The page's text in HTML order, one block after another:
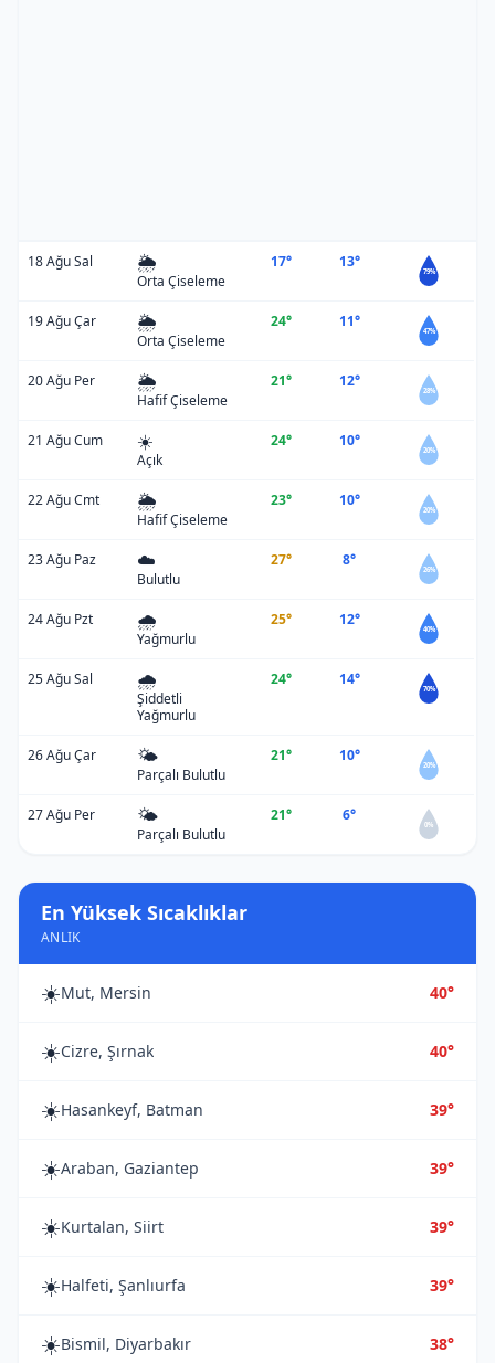
18 Ağu Sal 🌦️
Orta Çiseleme
17° 13°
79%
19 Ağu Çar 🌦️
Orta Çiseleme
24° 11°
47%
20 Ağu Per 🌦️
Hafif Çiseleme
21° 12°
28%
21 Ağu Cum ☀️
Açık
24° 10°
20%
22 Ağu Cmt 🌦️
Hafif Çiseleme
23° 10°
20%
23 Ağu Paz ☁️
Bulutlu
27° 8°
26%
24 Ağu Pzt 🌧️
Yağmurlu
25° 12°
40%
25 Ağu Sal 🌧️
Şiddetli
Yağmurlu
24° 14°
70%
26 Ağu Çar 🌤️
Parçalı Bulutlu
21° 10°
20%
27 Ağu Per 🌤️
Parçalı Bulutlu
21° 6°
0%
En Yüksek Sıcaklıklar
ANLIK
☀️Mut, Mersin 40°
☀️Cizre, Şırnak 40°
☀️Hasankeyf, Batman 39°
☀️Araban, Gaziantep 39°
☀️Kurtalan, Siirt 39°
☀️Halfeti, Şanlıurfa 39°
☀️Bismil, Diyarbakır 38°